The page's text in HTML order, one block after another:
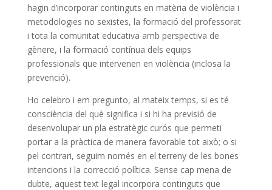
hagin d’incorporar continguts en matèria de violència i
metodologies no sexistes, la formació del professorat
i tota la comunitat educativa amb perspectiva de
gènere, i la formació contínua dels equips
professionals que intervenen en violència (inclosa la
prevenció).
Ho celebro i em pregunto, al mateix temps, si es té
consciència del què significa i si hi ha previsió de
desenvolupar un pla estratègic curós que permeti
portar a la pràctica de manera favorable tot això; o si
pel contrari, seguim només en el terreny de les bones
intencions i la correcció política. Sense cap mena de
dubte, aquest text legal incorpora continguts que